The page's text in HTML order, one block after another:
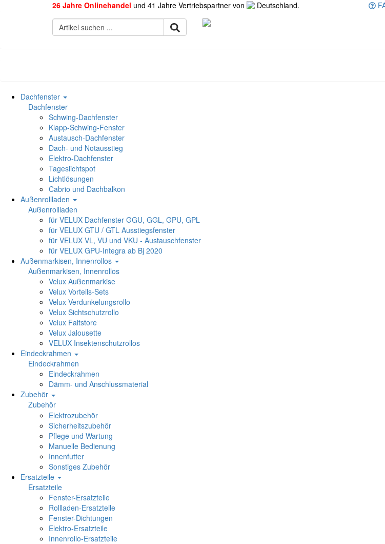
26 Jahre Onlinehandel und 41 Jahre Vertriebspartner von Deutschland.
Dachfenster
Dachfenster
Schwing-Dachfenster
Klapp-Schwing-Fenster
Austausch-Dachfenster
Dach- und Notausstieg
Elektro-Dachfenster
Tageslichtspot
Lichtlösungen
Cabrio und Dachbalkon
Außenrollladen
Außenrollladen
für VELUX Dachfenster GGU, GGL, GPU, GPL
für VELUX GTU / GTL Ausstiegsfenster
für VELUX VL, VU und VKU - Austauschfenster
für VELUX GPU-Integra ab Bj 2020
Außenmarkisen, Innenrollos
Außenmarkisen, Innenrollos
Velux Außenmarkise
Velux Vorteils-Sets
Velux Verdunkelungsrollo
Velux Sichtschutzrollo
Velux Faltstore
Velux Jalousette
VELUX Insektenschutzrollos
Eindeckrahmen
Eindeckrahmen
Eindeckrahmen
Dämm- und Anschlussmaterial
Zubehör
Zubehör
Elektrozubehör
Sicherheitszubehör
Pflege und Wartung
Manuelle Bedienung
Innenfutter
Sonstiges Zubehör
Ersatzteile
Ersatzteile
Fenster-Ersatzteile
Rollladen-Ersatzteile
Fenster-Dichtungen
Elektro-Ersatzteile
Innenrollo-Ersatzteile